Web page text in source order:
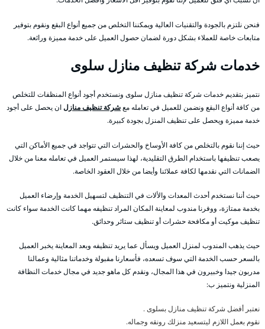
فنحن نلتزم بالجودة والتقنيات العالية ويمكننا التخلص من جميع أنواع البقع ونقوم بتوفير
متابعات خاصة للعملاء بشكل دورة لضمان حصول العميل على خدمة مميزة ورائعة.
خدمات شركة تنظيف منازل سلوى
نتميز بتقديم خدمات شركة تنظيف منازل سلوى ونستخدم أجود أنواع المنظفات للتخلص
من كافة أنواع البقع ونضمن للعميل في تعامله معشركة تنظيف منازلان يحصل على أجود
خدمة مميزة ويحصل على تنظيف المنزل بجودة كبيرة.
حيث إننا نقوم بالتخلص من كافة الأوساخ والحشرات التي تتواجد في جميع الأماكن التي
يصعب تنظيفها باستخدام الطرق التقليدية، لهذا سيستمر العميل في تعامله معنا من خلال
الضمانات التي نقدمها لكافة عملائنا وأيضا من خلال العقود الخاصة.
حيث أننا نستخدم أحدث المعدات والألات في التنظيف لتسهيل الخدمة وإرضاء العميل
بخدمة ممتازة، ووفرنا مندوب لمعاينة المكان المراد تنظيفه مهما كانت الخدمة سواء كانت
تنظيف موكيت أو مكافحة حشرات أو تنظيف ستائر وحدائق.
حيث يذهب المندوب لمنزل العميل ويسأل عما يريد تنظيفه وبعد المعاينة يخبر العميل
بالسعر حسب الخدمة التي سوف تسعده، فأسعارنا مقبولة وخدماتنا مثالية وعمالنا
مدربون جيدا وخبيرون في هذا المجال، ونقدم كل ماهو جديد في مجال خدمات النظافة
المنزلية ونتميز ب:
نعتبر أفضل شركة تنظيف منازل بسلوى .
نقوم بعمل اللازم ليتسعيد منزلك رونقه وجماله.